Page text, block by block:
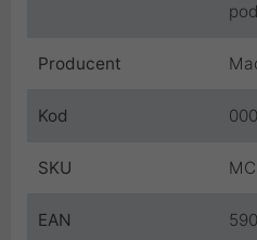
Producent
Kod
SKU
EAN